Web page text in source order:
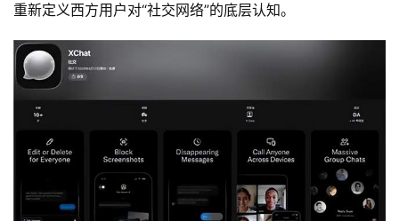
重新定义西方用户对“社交网络”的底层认知。